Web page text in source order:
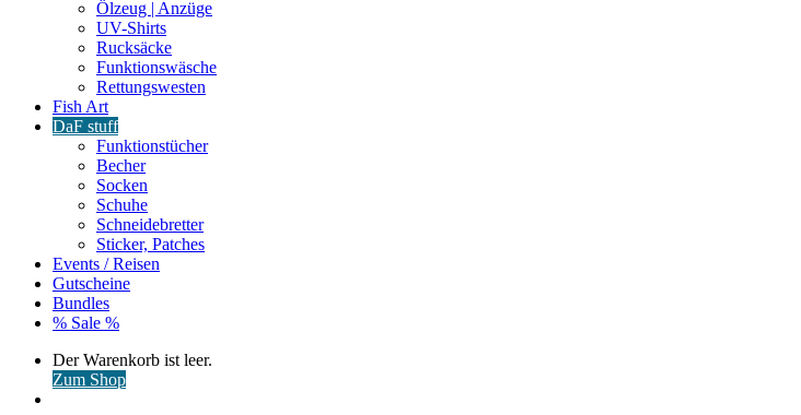
Ölzeug | Anzüge
UV-Shirts
Rucksäcke
Funktionswäsche
Rettungswesten
Fish Art
DaF stuff
Funktionstücher
Becher
Socken
Schuhe
Schneidebretter
Sticker, Patches
Events / Reisen
Gutscheine
Bundles
% Sale %
Warenkorb
ansehen
Der Warenkorb ist leer.
Zum Shop